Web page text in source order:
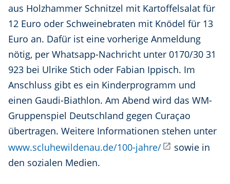
aus Holzhammer Schnitzel mit Kartoffelsalat für
12 Euro oder Schweinebraten mit Knödel für 13
Euro an. Dafür ist eine vorherige Anmeldung
nötig, per Whatsapp-Nachricht unter 0170/30 31
923 bei Ulrike Stich oder Fabian Ippisch. Im
Anschluss gibt es ein Kinderprogramm und
einen Gaudi-Biathlon. Am Abend wird das WM-
Gruppenspiel Deutschland gegen Curaçao
übertragen. Weitere Informationen stehen unter
www.scluhewildenau.de/100-jahre/
sowie in
den sozialen Medien.